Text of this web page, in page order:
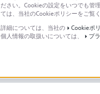
ソニーストアでのお買
ソニーストアのご利用方法
ださい。Cookieの設定をいつでも管
ては、当社のCookieポリシーをご覧
詳細については、当社の
Cookieポ
個人情報の取扱いについては、
プ